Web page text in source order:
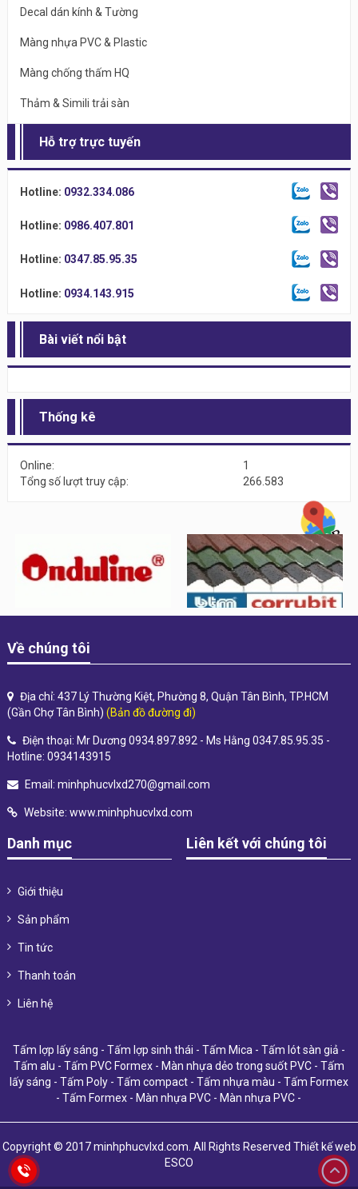
Decal dán kính & Tường
Màng nhựa PVC & Plastic
Màng chống thấm HQ
Thảm & Simili trải sàn
Hỗ trợ trực tuyến
Hotline: 0932.334.086
Hotline: 0986.407.801
Hotline: 0347.85.95.35
Hotline: 0934.143.915
Bài viết nổi bật
Thống kê
Online:
1
Tổng số lượt truy cập:
266.583
Về chúng tôi
Địa chỉ: 437 Lý Thường Kiệt, Phường 8, Quận Tân Bình, TP.HCM
(Gần Chợ Tân Bình) (Bản đồ đường đi)
Điện thoại: Mr Dương 0934.897.892 - Ms Hằng 0347.85.95.35 -
Hotline: 0934143915
Email: minhphucvlxd270@gmail.com
Website: www.minhphucvlxd.com
Danh mục
Giới thiệu
Sản phẩm
Tin tức
Thanh toán
Liên hệ
Liên kết với chúng tôi
Tấm lợp lấy sáng - Tấm lợp sinh thái - Tấm Mica- Tấm lót sàn giả -
Tấm alu - Tấm PVC Formex- Màn nhựa dẻo trong suốt PVC- Tấm
lấy sáng - Tấm Poly- Tấm compact- Tấm nhựa màu - Tấm Formex
-Tấm Formex - Màn nhựa PVC - Màn nhựa PVC -
Copyright © 2017 minhphucvlxd.com. All Rights Reserved Thiết kế web
ESCO